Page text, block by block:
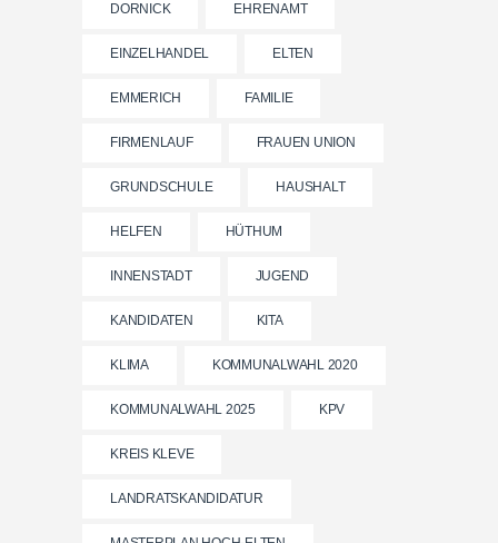
DORNICK EHRENAMT
EINZELHANDEL ELTEN
EMMERICH FAMILIE
FIRMENLAUF FRAUEN UNION
GRUNDSCHULE HAUSHALT
HELFEN HÜTHUM
INNENSTADT JUGEND
KANDIDATEN KITA
KLIMA KOMMUNALWAHL 2020
KOMMUNALWAHL 2025 KPV
KREIS KLEVE
LANDRATSKANDIDATUR